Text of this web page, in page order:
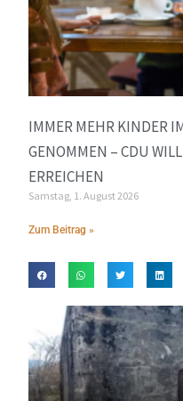
IMMER MEHR KINDER
GENOMMEN – CDU
ERREICHEN
Samstag, 1. August 2026
Zum Beitrag »